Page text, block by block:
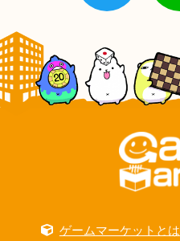
ゲームマーケットとは